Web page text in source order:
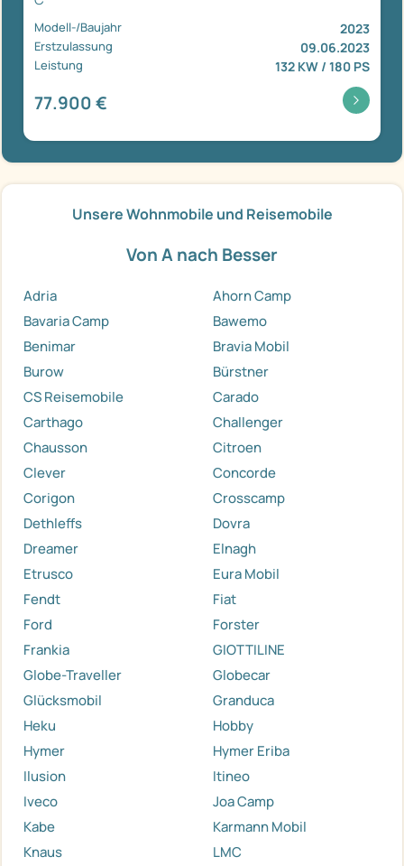
Modell-/Baujahr 2023
Erstzulassung 09.06.2023
Leistung 132 KW / 180 PS
77.900 €
Unsere Wohnmobile und Reisemobile
Von A nach Besser
Adria
Ahorn Camp
Bavaria Camp
Bawemo
Benimar
Bravia Mobil
Burow
Bürstner
CS Reisemobile
Carado
Carthago
Challenger
Chausson
Citroen
Clever
Concorde
Corigon
Crosscamp
Dethleffs
Dovra
Dreamer
Elnagh
Etrusco
Eura Mobil
Fendt
Fiat
Ford
Forster
Frankia
GIOTTILINE
Globe-Traveller
Globecar
Glücksmobil
Granduca
Heku
Hobby
Hymer
Hymer Eriba
Ilusion
Itineo
Iveco
Joa Camp
Kabe
Karmann Mobil
Knaus
LMC